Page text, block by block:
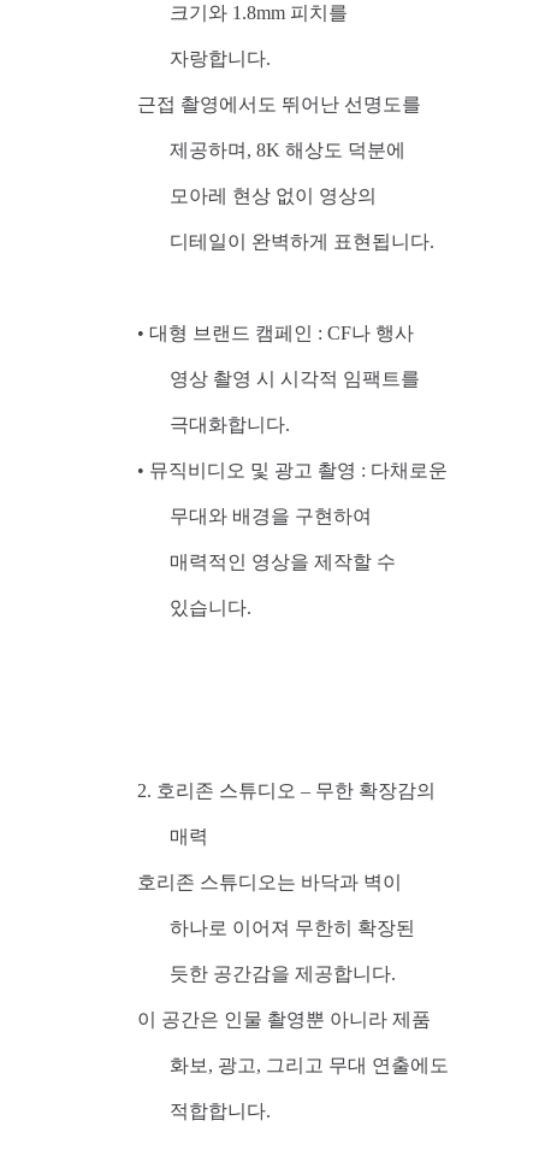
크기와 1.8mm 피치를
자랑합니다.
근접 촬영에서도 뛰어난 선명도를
제공하며, 8K 해상도 덕분에
모아레 현상 없이 영상의
디테일이 완벽하게 표현됩니다.
• 대형 브랜드 캠페인 : CF나 행사
영상 촬영 시 시각적 임팩트를
극대화합니다.
• 뮤직비디오 및 광고 촬영 : 다채로운
무대와 배경을 구현하여
매력적인 영상을 제작할 수
있습니다.
2. 호리존 스튜디오 – 무한 확장감의
매력
호리존 스튜디오는 바닥과 벽이
하나로 이어져 무한히 확장된
듯한 공간감을 제공합니다.
이 공간은 인물 촬영뿐 아니라 제품
화보, 광고, 그리고 무대 연출에도
적합합니다.